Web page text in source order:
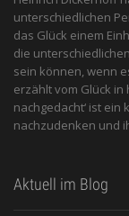
unterschiedlichen
das Glück einem
die
sein können, wenn
erzählt vom Glück in
nachgedacht‘ ist
nachzudenken und
Aktuell im Blog